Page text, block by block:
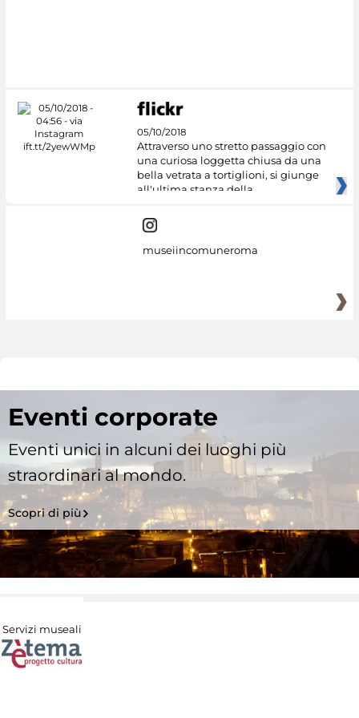
05/10/2018
Attraverso uno stretto passaggio con
una curiosa loggetta chiusa da una
bella vetrata a tortiglioni, si giunge
all'ultima stanza della
museiincomuneroma
Eventi corporate
Eventi unici in alcuni dei luoghi più
straordinari al mondo.
Scopri di più
Servizi museali